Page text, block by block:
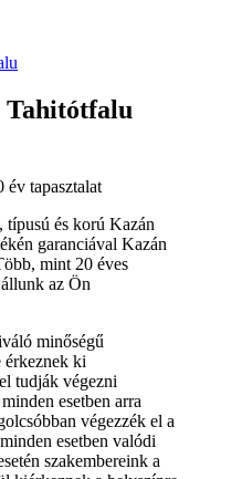
Tahitótfalu
év tapasztalat
és korú Kazán
garanciával Kazán
mint 20 éves
az Ön
minőségű
érkeznek ki
tudják végezni
esetben arra
végezzék el a
esetben valódi
szakembereink a